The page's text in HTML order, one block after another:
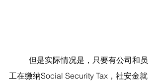
工在缴纳Social Security Tax，社安金就